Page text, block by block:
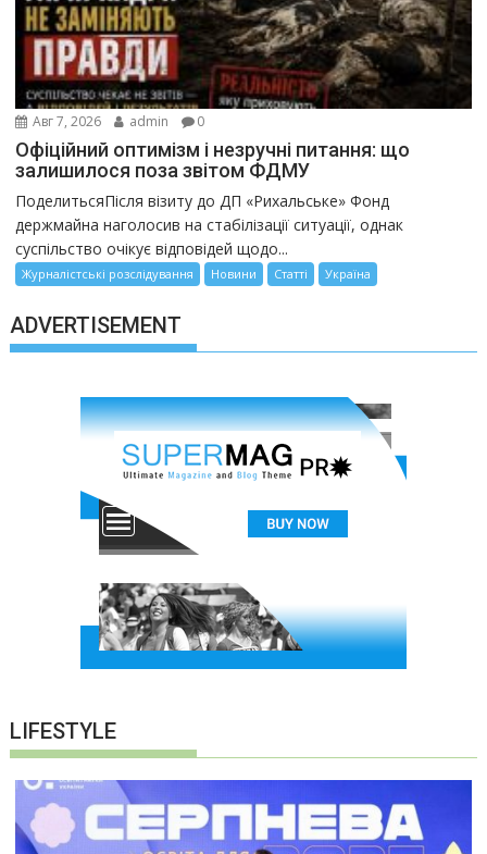
Авг 7, 2026 admin 0
Офіційний оптимізм і незручні питання: що
залишилося поза звітом ФДМУ
ПоделитьсяПісля візиту до ДП «Рихальське» Фонд
держмайна наголосив на стабілізації ситуації, однак
суспільство очікує відповідей щодо...
Журналістські розслідування Новини Статті Україна
ADVERTISEMENT
LIFESTYLE